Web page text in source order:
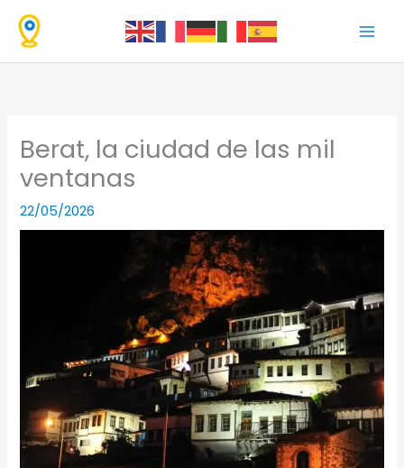
contenido
Berat, la ciudad de las mil
ventanas
22/05/2026